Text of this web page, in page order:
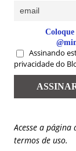
Assinando
privacidade do
Acesse a página
termos de uso.